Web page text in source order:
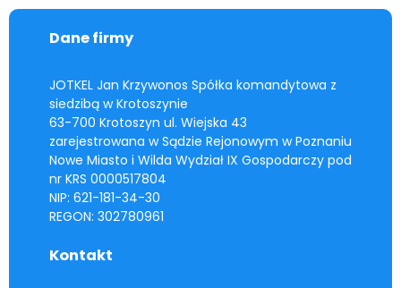
Dane firmy
JOTKEL Jan Krzywonos Spółka komandytowa z
siedzibą w Krotoszynie
63-700 Krotoszyn ul. Wiejska 43
zarejestrowana w Sądzie Rejonowym w Poznaniu
Nowe Miasto i Wilda Wydział IX Gospodarczy pod
nr KRS 0000517804
NIP: 621-181-34-30
REGON: 302780961
Kontakt